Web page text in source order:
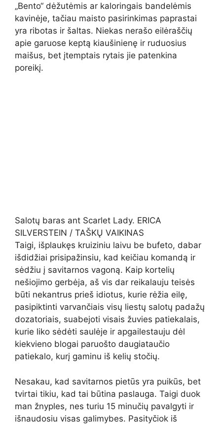
„Bento“ dėžutėmis ar kaloringais bandelėmis
kavinėje, tačiau maisto pasirinkimas paprastai
yra ribotas ir šaltas. Niekas nerašo eilėraščių
apie garuose keptą kiaušinienę ir ruduosius
maišus, bet įtemptais rytais jie patenkina
poreikį.
Salotų baras ant Scarlet Lady. ERICA
SILVERSTEIN / TAŠKŲ VAIKINAS
Taigi, išplaukęs kruiziniu laivu be bufeto, dabar
išdidžiai prisipažinsiu, kad keičiau komandą ir
sėdžiu į savitarnos vagoną. Kaip kortelių
nešiojimo gerbėja, aš vis dar reikalauju teisės
būti nekantrus prieš idiotus, kurie rėžia eilę,
pasipiktinti varvančiais visų liestų salotų padažų
dozatoriais, suabejoti visais žuvies patiekalais,
kurie liko sėdėti saulėje ir apgailestauju dėl
kiekvieno blogai paruošto daugiataučio
patiekalo, kurį gaminu iš kelių stočių.
Nesakau, kad savitarnos pietūs yra puikūs, bet
tvirtai tikiu, kad tai būtina paslauga. Taigi duok
man žnyples, nes turiu 15 minučių pavalgyti ir
išnaudosiu visas galimybes. Pasityčiok iš